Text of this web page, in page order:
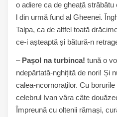
o adiere ca de gheață
l din urmă fund al Gheenei.
Talpa, ca de altfel toată
ce-i așteaptă și bătură-n
– Pașol na turbinca! tună o
ndepărtată-nghițită de nori! Și
calea-ncornoraților. Cu
celebrul Ivan vâra câte
Împreună cu oltenii rămași,